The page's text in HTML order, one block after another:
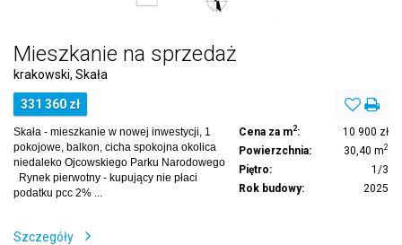
Mieszkanie na sprzedaż
krakowski, Skała
331 360 zł
Skała - mieszkanie w nowej inwestycji, 1
pokojowe, balkon, cicha spokojna okolica
niedaleko Ojcowskiego Parku Narodowego
Rynek pierwotny - kupujący nie płaci
podatku pcc 2% ...
Cena za m2:
10 900 zł
Powierzchnia:
30,40 m2
Piętro:
1/3
Rok budowy:
2025
Szczegóły